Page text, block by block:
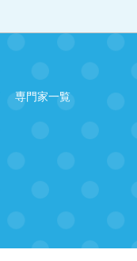
専門家一覧